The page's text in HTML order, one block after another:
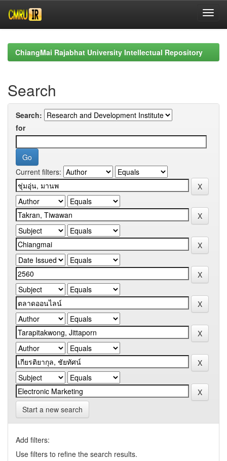
navigationChiangMai Rajabhat University Intellectual Repository
Search
Search:
for
Current filters:
Start a new search
Add filters:
Use filters to refine the search results.